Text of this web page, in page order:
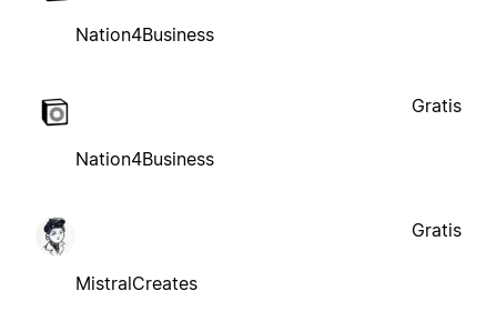
Nation4Business
Nation4Business
Gratis
MistralCreates
Gratis